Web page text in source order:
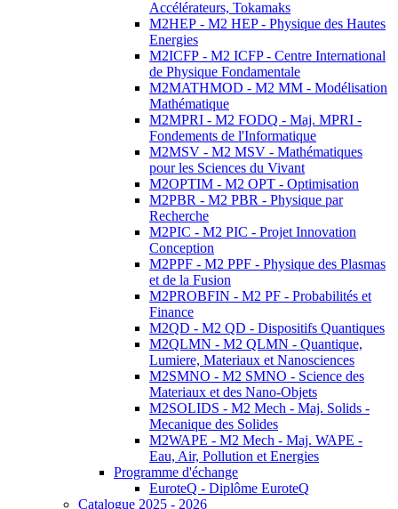
Accélérateurs, Tokamaks
M2HEP - M2 HEP - Physique des Hautes
Energies
M2ICFP - M2 ICFP - Centre International
de Physique Fondamentale
M2MATHMOD - M2 MM - Modélisation
Mathématique
M2MPRI - M2 FODQ - Maj. MPRI -
Fondements de l'Informatique
M2MSV - M2 MSV - Mathématiques
pour les Sciences du Vivant
M2OPTIM - M2 OPT - Optimisation
M2PBR - M2 PBR - Physique par
Recherche
M2PIC - M2 PIC - Projet Innovation
Conception
M2PPF - M2 PPF - Physique des Plasmas
et de la Fusion
M2PROBFIN - M2 PF - Probabilités et
Finance
M2QD - M2 QD - Dispositifs Quantiques
M2QLMN - M2 QLMN - Quantique,
Lumiere, Materiaux et Nanosciences
M2SMNO - M2 SMNO - Science des
Materiaux et des Nano-Objets
M2SOLIDS - M2 Mech - Maj. Solids -
Mecanique des Solides
M2WAPE - M2 Mech - Maj. WAPE -
Eau, Air, Pollution et Energies
Programme d'échange
EuroteQ - Diplôme EuroteQ
Catalogue 2025 - 2026